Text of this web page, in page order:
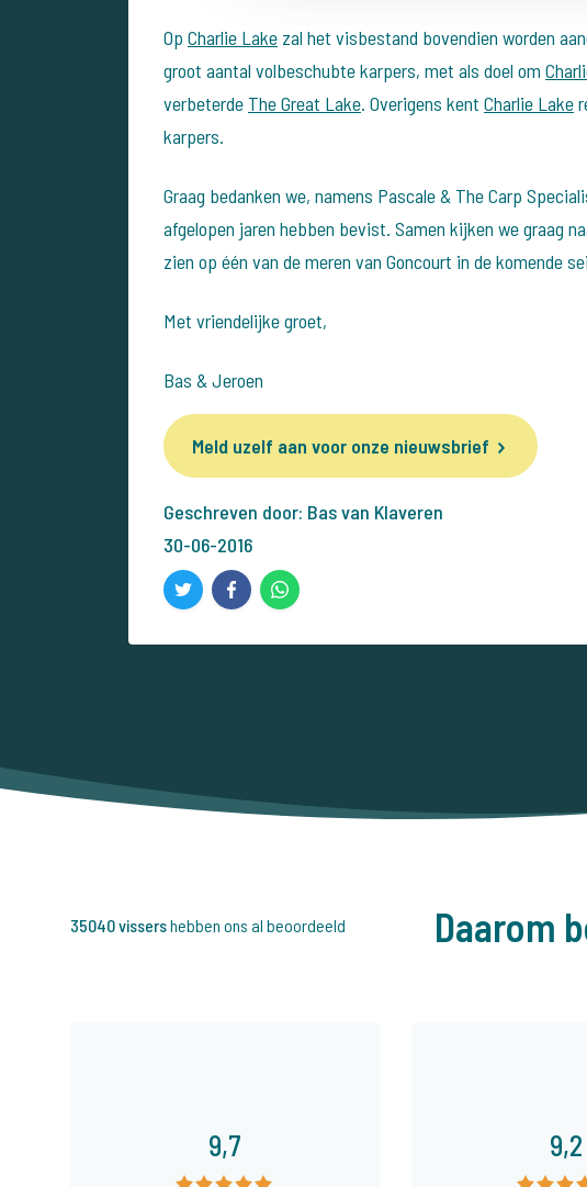
Op Charlie Lake zal het visbestand bovendien worden
groot aantal volbeschubte karpers, met als doel om
verbeterde The Great Lake. Overigens kent Charlie Lake
karpers.
Graag bedanken we, namens Pascale & The Carp
afgelopen jaren hebben bevist. Samen kijken we graag
zien op één van de meren van Goncourt in de komende
Met vriendelijke groet,
Bas & Jeroen
Meld uzelf aan voor onze nieuwsbrief
Geschreven door: Bas van Klaveren
30-06-2016
Daarom
35040 vissershebben ons al beoordeeld
9,7 9,2